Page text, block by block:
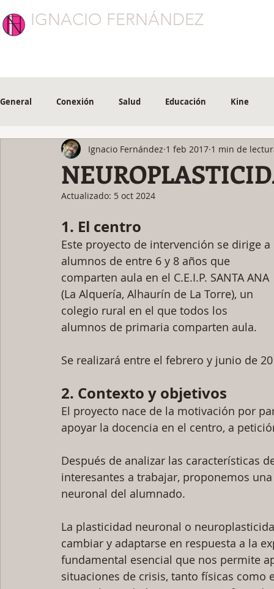
IGNACIO FERNÁNDEZ
General Conexión Salud Educación Kine
Ignacio Fernández 1 feb 2017 1 min de
Actualizado: 5 oct 2024
1. El centro
Este proyecto de intervención se dirige a
alumnos de entre 6 y 8 años que
comparten aula en el C.E.I.P. SANTA ANA
(La Alquería, Alhaurín de La Torre), un
colegio rural en el que todos los
alumnos de primaria comparten aula.
Se realizará entre el febrero y junio de
2. Contexto y objetivos
El proyecto nace de la motivación por
apoyar la docencia en el centro, a
Después de analizar las características
interesantes a trabajar, proponemos
neuronal del alumnado.
La plasticidad neuronal o
cambiar y adaptarse en respuesta a la
fundamental esencial que nos permite
situaciones de crisis, tanto físicas